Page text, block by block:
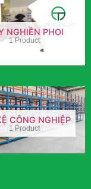
NGHIỀN PHOI
1 Product
CÔNG NGHIỆP
1 Product